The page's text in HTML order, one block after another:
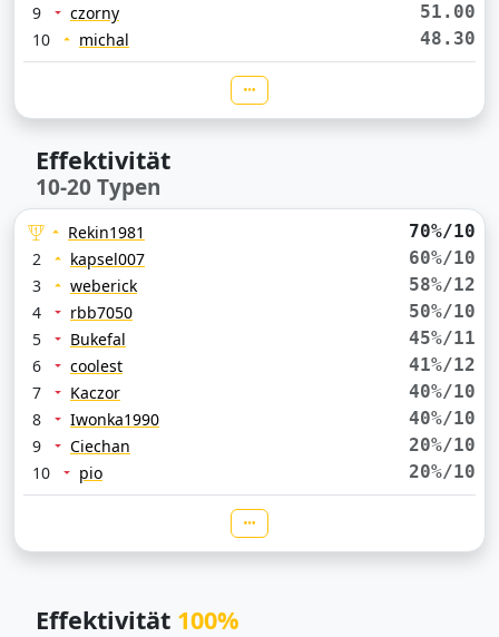
9
czorny
51.00
10
michal 48.30
Effektivität
10-20 Typen
Rekin1981
70%/10
2
kapsel007
60%/10
3
weberick
58%/12
4
rbb7050
50%/10
5
Bukefal
45%/11
6
coolest
41%/12
7
Kaczor
40%/10
8
Iwonka1990
40%/10
9
Ciechan
20%/10
10
pio 20%/10
Effektivität 100%